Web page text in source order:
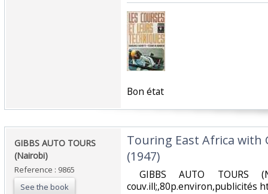
‎Bon état‎
‎GIBBS AUTO TOURS
(Nairobi)‎
Reference : 9865
See the book
‎Touring East Africa with
(1947)‎
GIBBS AUTO TOURS
couv.ill;,80p.environ,publicités